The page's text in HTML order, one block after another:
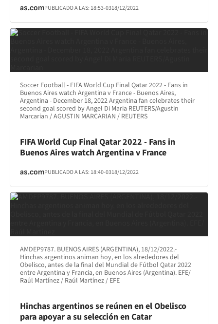
as.comPUBLICADO A LAS: 18:53-0318/12/2022
Soccer Football - FIFA World Cup Final Qatar 2022 - Fans in
Buenos Aires watch Argentina v France - Buenos Aires,
Argentina - December 18, 2022 Argentina fan celebrates their
second goal scored by Angel Di Maria REUTERS/Agustin
Marcarian / AGUSTIN MARCARIAN / REUTERS
FIFA World Cup Final Qatar 2022 - Fans in
Buenos Aires watch Argentina v France
as.comPUBLICADO A LAS: 18:40-0318/12/2022
AMDEP9787. BUENOS AIRES (ARGENTINA), 18/12/2022.-
Hinchas argentinos animan hoy, en los alrededores del
Obelisco, antes de la final del Mundial de Fútbol Qatar 2022
entre Argentina y Francia, en Buenos Aires (Argentina). EFE/
Raúl Martínez / Raúl Martínez / EFE
Hinchas argentinos se reúnen en el Obelisco
para apoyar a su selección en Catar